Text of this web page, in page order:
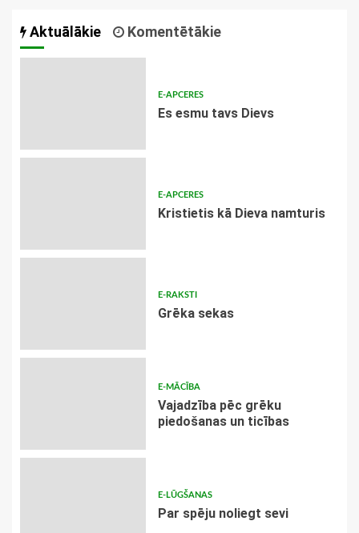
Aktuālākie Komentētākie
E-APCERES
Es esmu tavs Dievs
E-APCERES
Kristietis kā Dieva namturis
E-RAKSTI
Grēka sekas
E-MĀCĪBA
Vajadzība pēc grēku
piedošanas un ticības
E-LŪGŠANAS
Par spēju noliegt sevi